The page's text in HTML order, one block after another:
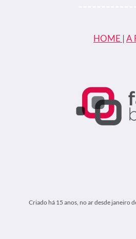
HOME | A
Criado há 15 anos, no ar desde janeiro